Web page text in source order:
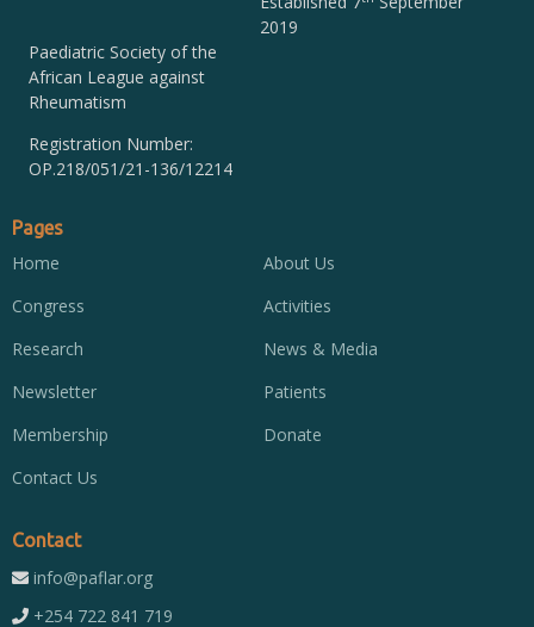
2019
Paediatric Society of the
African League against
Rheumatism
Registration Number:
OP.218/051/21-136/12214
Pages
Home
About Us
Congress
Activities
Research
News & Media
Newsletter
Patients
Membership
Donate
Contact Us
Contact
info@paflar.org
+254 722 841 719